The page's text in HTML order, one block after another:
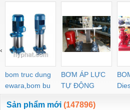
bom truc dung
ewara,bom bu
ewara
BƠM ÁP LỰC
TỰ ĐỘNG
‹
Sản phẩm mới (147896)